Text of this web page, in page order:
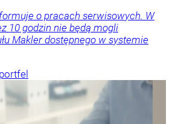
o pracach serwisowych. W
10 godzin nie będą mogli
Makler dostępnego w systemie